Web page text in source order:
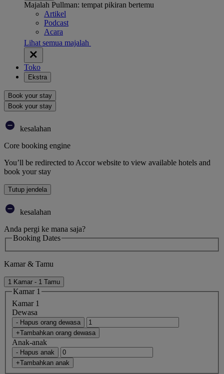
Majalah Pullman: tempat pikiran bertemu
Artikel
Podcast
Acara
Lihat semua majalah
Toko
Ekstra
Book your stay
Book your stay
kesalahan
Core booking engine
You’ll be redirected to Accor website to view available hotels and
book your stay
Tutup jendela
kesalahan
Anda pergi ke mana saja?
Booking Dates
Kamar & Tamu
1 Kamar - 1 Tamu
Kamar 1
Kamar 1
Dewasa
- Hapus orang dewasa
+Tambahkan orang dewasa
Anak-anak
- Hapus anak
+Tambahkan anak